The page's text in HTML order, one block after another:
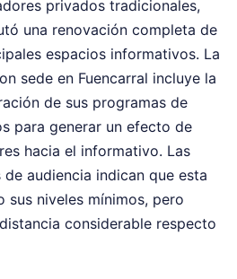
privados tradicionales,
una renovación completa de
espacios informativos. La
sede en Fuencarral incluye la
de sus programas de
para generar un efecto de
hacia el informativo. Las
de audiencia indican que esta
sus niveles mínimos, pero
considerable respecto